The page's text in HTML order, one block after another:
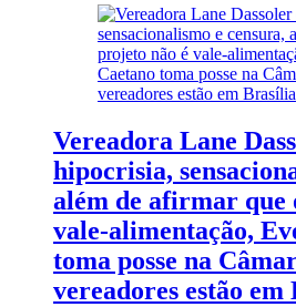
Vereadora Lane
hipocrisia,
além de afirmar que
vale-alimentação,
toma posse na
vereadores estão